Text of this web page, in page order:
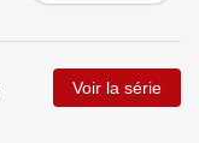
Voir la série